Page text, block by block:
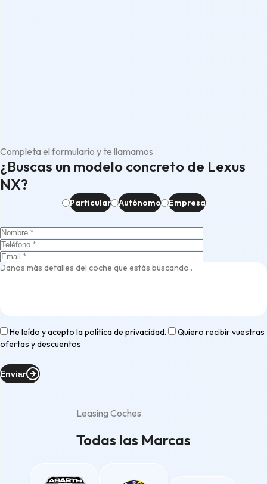
Completa el formulario y te llamamos
¿Buscas un modelo concreto de Lexus
NX?
Particular Autónomo Empresa
He leído y acepto lapolítica de privacidad.
Quiero recibir vuestras
ofertas y descuentos
Enviar
Leasing Coches
Todas las Marcas